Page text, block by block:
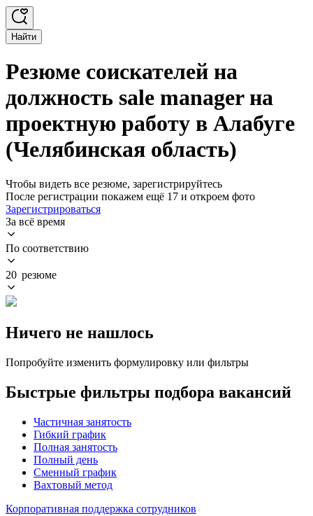
Найти
Резюме соискателей на
должность sale manager на
проектную работу в Алабуге
(Челябинская область)
Чтобы видеть все резюме, зарегистрируйтесь
После регистрации покажем ещё 17 и откроем фото
Зарегистрироваться
За всё время
По соответствию
20 резюме
Ничего не нашлось
Попробуйте изменить формулировку или фильтры
Быстрые фильтры подбора вакансий
Частичная занятость
Гибкий график
Полная занятость
Полный день
Сменный график
Вахтовый метод
Корпоративная поддержка сотрудников